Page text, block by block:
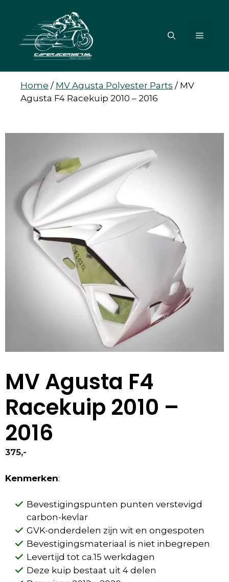
inhoud
MENU
Home / MV Agusta Polyester Parts / MV
Agusta F4 Racekuip 2010 – 2016
MV Agusta F4
Racekuip 2010 –
2016
375,-
Kenmerken:
Bevestigingspunten punten verstevigd
carbon-kevlar
GVK-onderdelen zijn wit en ongespoten
Bevestigingsmateriaal is niet inbegrepen
Levertijd tot ca.15 werkdagen
Deze kuip bestaat uit 4 delen